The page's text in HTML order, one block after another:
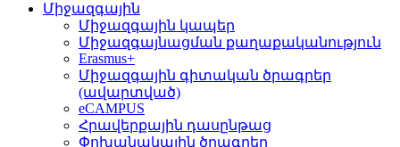
Միջազգային
Միջազգային կապեր
Միջազգայնացման քաղաքականություն
Erasmus+
Միջազգային գիտական ծրագրեր
(ավարտված)
eCAMPUS
Հրավերքային դասընթաց
Փոխանակային ծրագրեր